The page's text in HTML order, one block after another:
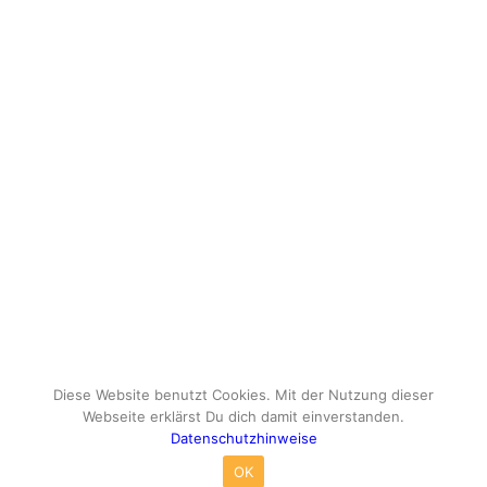
© Copyright - travelox.de - Sebastian Tuke
Datenschutzhinweise
Diese Website benutzt Cookies. Mit der Nutzung dieser
Webseite erklärst Du dich damit einverstanden.
Datenschutzhinweise
OK